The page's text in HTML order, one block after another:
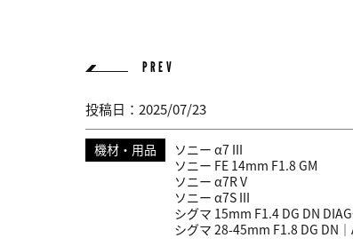
PREV
投稿日：2025/07/23
機材・用品
ソニー α7 III
ソニー FE 14mm F1.8 GM
ソニー α7R V
ソニー α7S III
シグマ 15mm F1.4 DG DN
シグマ 28-45mm F1.8 DG DN